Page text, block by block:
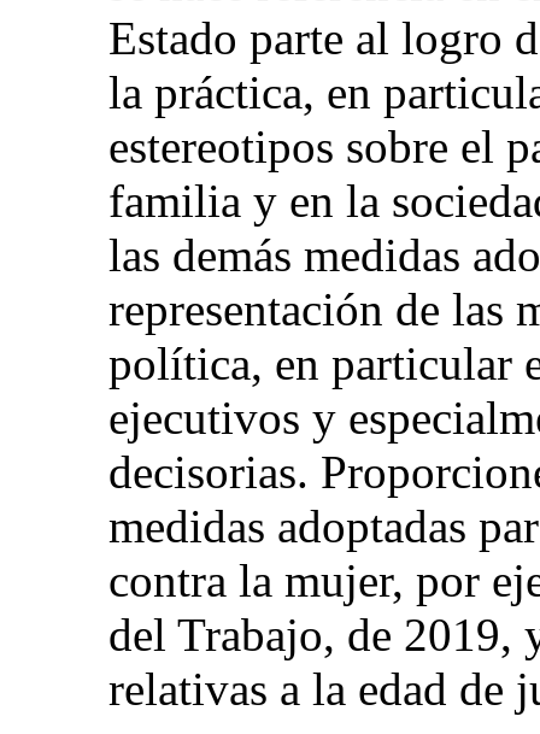
Estado parte al logro
la práctica, en
estereotipos sobre el
familia y en la
las demás medidas
representación de las
política, en particular
ejecutivos y
decisorias.
medidas adoptadas
contra la mujer, por
del Trabajo, de 2019,
relativas a la edad de